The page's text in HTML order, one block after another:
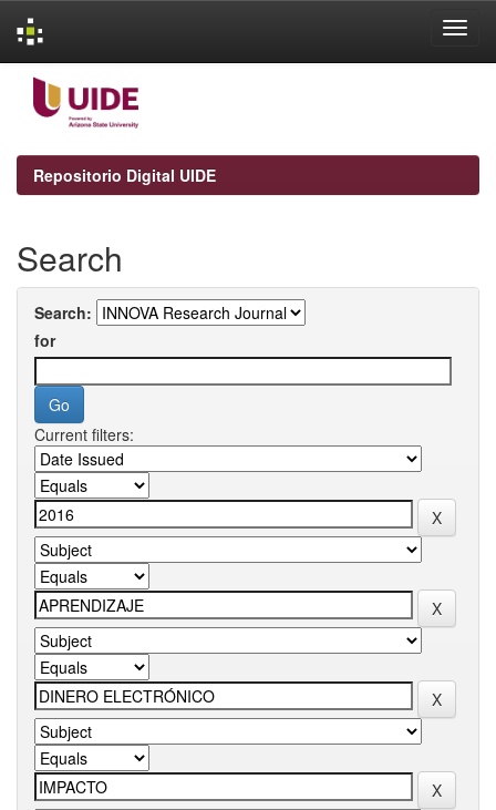
navigation
Repositorio Digital UIDE
Search
Search:
for
Current filters: